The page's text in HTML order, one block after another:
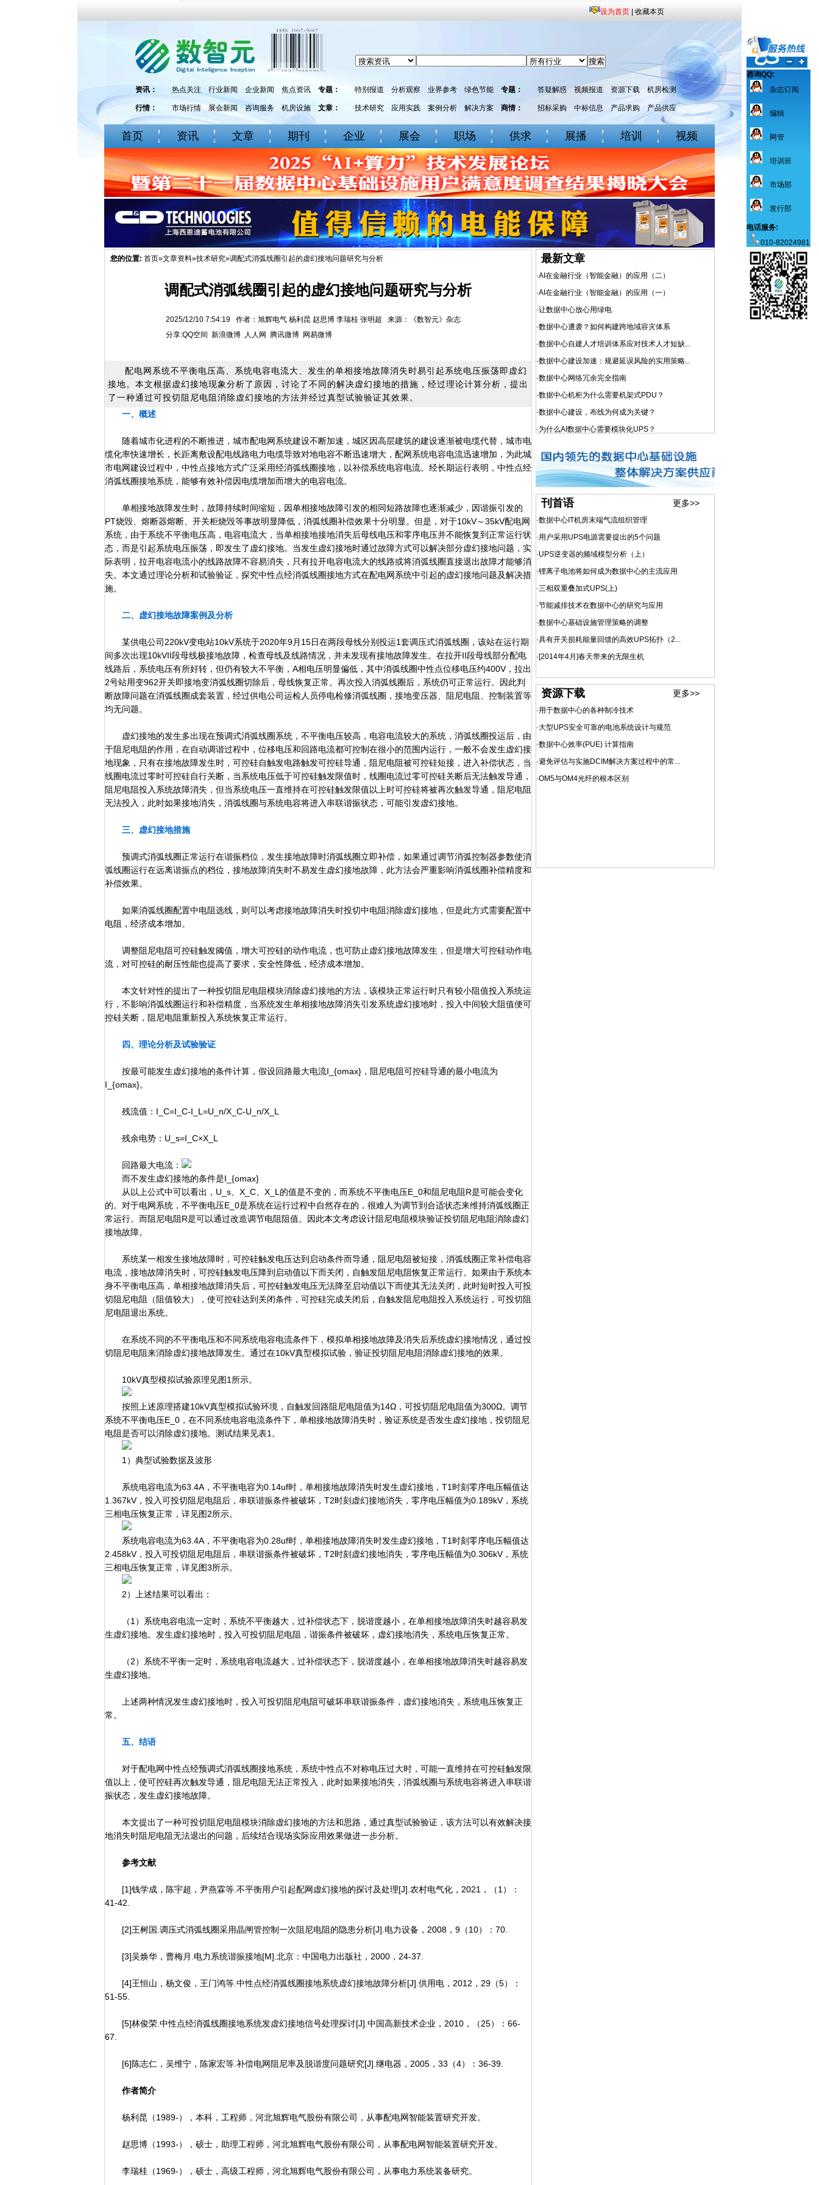
咨询QQ:
杂志订阅
编辑
网管
培训班
市场部
发行部
电话服务:
010-82024981
设为首页 收藏本页
资讯： 热点关注 行业新闻 企业新闻 焦点资讯 专题： 特别报道 分析观察 业界参考 绿色节能 专题： 答疑解惑 视频报道 资源下载 机房检测
行情： 市场行情 展会新闻 咨询服务 机房设施 文章： 技术研究 应用实践 案例分析 解决方案 商情： 招标采购 中标信息 产品求购 产品供应
首页 资讯 文章 期刊 企业 展会 职场 供求 展播 培训 视频
您的位置: 首页»文章资料»技术研究»调配式消弧线圈引起的虚幻接地问题研究与分析
调配式消弧线圈引起的虚幻接地问题研究与分析
2025/12/10 7:54:19 作者：旭辉电气 杨利昆 赵思博 李瑞桂 张明超 来源：《数智元》杂志
分享:QQ空间 新浪微博 人人网 腾讯微博 网易微博
配电网系统不平衡电压高、系统电容电流大、发生的单相接地故障消失时易引起系统电压振荡即虚幻
接地。本文根据虚幻接地现象分析了原因，讨论了不同的解决虚幻接地的措施，经过理论计算分析，提出
了一种通过可投切阻尼电阻消除虚幻接地的方法并经过真型试验验证其效果。
一、概述
随着城市化进程的不断推进，城市配电网系统建设不断加速，城区因高层建筑的建设逐渐被电缆代替，城市电
缆化率快速增长，长距离敷设配电线路电力电缆导致对地电容不断迅速增大，配网系统电容电流迅速增加，为此城
市电网建设过程中，中性点接地方式广泛采用经消弧线圈接地，以补偿系统电容电流。经长期运行表明，中性点经
消弧线圈接地系统，能够有效补偿因电缆增加而增大的电容电流。
单相接地故障发生时，故障持续时间缩短，因单相接地故障引发的相同短路故障也逐渐减少，因谐振引发的
PT烧毁、熔断器熔断、开关柜烧毁等事故明显降低，消弧线圈补偿效果十分明显。但是，对于10kV～35kV配电网
系统，由于系统不平衡电压高，电容电流大，当单相接地接地消失后母线电压和零序电压并不能恢复到正常运行状
态，而是引起系统电压振荡，即发生了虚幻接地。当发生虚幻接地时通过故障方式可以解决部分虚幻接地问题，实
际表明，拉开电容电流小的线路故障不容易消失，只有拉开电容电流大的线路或将消弧线圈直接退出故障才能够消
失。本文通过理论分析和试验验证，探究中性点经消弧线圈接地方式在配电网系统中引起的虚幻接地问题及解决措
施。
二、虚幻接地故障案例及分析
某供电公司220kV变电站10kV系统于2020年9月15日在两段母线分别投运1套调压式消弧线圈，该站在运行期
间多次出现10kVII段母线极接地故障，检查母线及线路情况，并未发现有接地故障发生。在拉开II段母线部分配电
线路后，系统电压有所好转，但仍有较大不平衡，A相电压明显偏低，其中消弧线圈中性点位移电压约400V，拉出
2号站用变962开关即接地变消弧线圈切除后，母线恢复正常。再次投入消弧线圈后，系统仍可正常运行。因此判
断故障问题在消弧线圈成套装置，经过供电公司运检人员停电检修消弧线圈，接地变压器、阻尼电阻、控制装置等
均无问题。
虚幻接地的发生多出现在预调式消弧线圈系统，不平衡电压较高，电容电流较大的系统，消弧线圈投运后，由
于阻尼电阻的作用，在自动调谐过程中，位移电压和回路电流都可控制在很小的范围内运行，一般不会发生虚幻接
地现象，只有在接地故障发生时，可控硅自触发电路触发可控硅导通，阻尼电阻被可控硅短接，进入补偿状态，当
线圈电流过零时可控硅自行关断，当系统电压低于可控硅触发限值时，线圈电流过零可控硅关断后无法触发导通，
阻尼电阻投入系统故障消失，但当系统电压一直维持在可控硅触发限值以上时可控硅将被再次触发导通，阻尼电阻
无法投入，此时如果接地消失，消弧线圈与系统电容将进入串联谐振状态，可能引发虚幻接地。
三、虚幻接地措施
预调式消弧线圈正常运行在谐振档位，发生接地故障时消弧线圈立即补偿，如果通过调节消弧控制器参数使消
弧线圈运行在远离谐振点的档位，接地故障消失时不易发生虚幻接地故障，此方法会严重影响消弧线圈补偿精度和
补偿效果。
如果消弧线圈配置中电阻选线，则可以考虑接地故障消失时投切中电阻消除虚幻接地，但是此方式需要配置中
电阻，经济成本增加。
调整阻尼电阻可控硅触发阈值，增大可控硅的动作电流，也可防止虚幻接地故障发生，但是增大可控硅动作电
流，对可控硅的耐压性能也提高了要求，安全性降低，经济成本增加。
本文针对性的提出了一种投切阻尼电阻模块消除虚幻接地的方法，该模块正常运行时只有较小阻值投入系统运
行，不影响消弧线圈运行和补偿精度，当系统发生单相接地故障消失引发系统虚幻接地时，投入中间较大阻值便可
控硅关断，阻尼电阻重新投入系统恢复正常运行。
四、理论分析及试验验证
按最可能发生虚幻接地的条件计算，假设回路最大电流I_{omax}，阻尼电阻可控硅导通的最小电流为
I_{omax}。
残流值：I_C=I_C-I_L=U_n/X_C-U_n/X_L
残余电势：U_s=I_C×X_L
回路最大电流：
而不发生虚幻接地的条件是I_{omax}
从以上公式中可以看出，U_s、X_C、X_L的值是不变的，而系统不平衡电压E_0和阻尼电阻R是可能会变化
的。对于电网系统，不平衡电压E_0是系统在运行过程中自然存在的，很难人为调节到合适状态来维持消弧线圈正
常运行。而阻尼电阻R是可以通过改造调节电阻阻值。因此本文考虑设计阻尼电阻模块验证投切阻尼电阻消除虚幻
接地故障。
系统某一相发生接地故障时，可控硅触发电压达到启动条件而导通，阻尼电阻被短接，消弧线圈正常补偿电容
电流，接地故障消失时，可控硅触发电压降到启动值以下而关闭，自触发阻尼电阻恢复正常运行。如果由于系统本
身不平衡电压高，单相接地故障消失后，可控硅触发电压无法降至启动值以下而使其无法关闭，此时短时投入可投
切阻尼电阻（阻值较大），使可控硅达到关闭条件，可控硅完成关闭后，自触发阻尼电阻投入系统运行，可投切阻
尼电阻退出系统。
在系统不同的不平衡电压和不同系统电容电流条件下，模拟单相接地故障及消失后系统虚幻接地情况，通过投
切阻尼电阻来消除虚幻接地故障发生。通过在10kV真型模拟试验，验证投切阻尼电阻消除虚幻接地的效果。
10kV真型模拟试验原理见图1所示。
按照上述原理搭建10kV真型模拟试验环境，自触发回路阻尼电阻值为14Ω，可投切阻尼电阻值为300Ω。调节
系统不平衡电压E_0，在不同系统电容电流条件下，单相接地故障消失时，验证系统是否发生虚幻接地，投切阻尼
电阻是否可以消除虚幻接地。测试结果见表1。
1）典型试验数据及波形
系统电容电流为63.4A，不平衡电容为0.14uf时，单相接地故障消失时发生虚幻接地，T1时刻零序电压幅值达
1.367kV，投入可投切阻尼电阻后，串联谐振条件被破坏，T2时刻虚幻接地消失，零序电压幅值为0.189kV，系统
三相电压恢复正常，详见图2所示。
系统电容电流为63.4A，不平衡电容为0.28uf时，单相接地故障消失时发生虚幻接地，T1时刻零序电压幅值达
2.458kV，投入可投切阻尼电阻后，串联谐振条件被破坏，T2时刻虚幻接地消失，零序电压幅值为0.306kV，系统
三相电压恢复正常，详见图3所示。
2）上述结果可以看出：
（1）系统电容电流一定时，系统不平衡越大，过补偿状态下，脱谐度越小，在单相接地故障消失时越容易发
生虚幻接地。发生虚幻接地时，投入可投切阻尼电阻，谐振条件被破坏，虚幻接地消失，系统电压恢复正常。
（2）系统不平衡一定时，系统电容电流越大，过补偿状态下，脱谐度越小，在单相接地故障消失时越容易发
生虚幻接地。
上述两种情况发生虚幻接地时，投入可投切阻尼电阻可破坏串联谐振条件，虚幻接地消失，系统电压恢复正
常。
五、结语
对于配电网中性点经预调式消弧线圈接地系统，系统中性点不对称电压过大时，可能一直维持在可控硅触发限
值以上，使可控硅再次触发导通，阻尼电阻无法正常投入，此时如果接地消失，消弧线圈与系统电容将进入串联谐
振状态，发生虚幻接地故障。
本文提出了一种可投切阻尼电阻模块消除虚幻接地的方法和思路，通过真型试验验证，该方法可以有效解决接
地消失时阻尼电阻无法退出的问题，后续结合现场实际应用效果做进一步分析。
参考文献
[1]钱学成，陈宇超，尹燕霖等.不平衡用户引起配网虚幻接地的探讨及处理[J].农村电气化，2021，（1）：
41-42.
[2]王树国.调压式消弧线圈采用晶闸管控制一次阻尼电阻的隐患分析[J].电力设备，2008，9（10）：70.
[3]吴焕华，曹梅月.电力系统谐振接地[M].北京：中国电力出版社，2000，24-37.
[4]王恒山，杨文俊，王门鸿等.中性点经消弧线圈接地系统虚幻接地故障分析[J].供用电，2012，29（5）：
51-55.
[5]林俊荣.中性点经消弧线圈接地系统发虚幻接地信号处理探讨[J].中国高新技术企业，2010，（25）：66-
67.
[6]陈志仁，吴维宁，陈家宏等.补偿电网阻尼率及脱谐度问题研究[J].继电器，2005，33（4）：36-39.
作者简介
杨利昆（1989-），本科，工程师，河北旭辉电气股份有限公司，从事配电网智能装置研究开发。
赵思博（1993-），硕士，助理工程师，河北旭辉电气股份有限公司，从事配电网智能装置研究开发。
李瑞桂（1969-），硕士，高级工程师，河北旭辉电气股份有限公司，从事电力系统装备研究。
最新文章
·AI在金融行业（智能金融）的应用（二）
·AI在金融行业（智能金融）的应用（一）
·让数据中心放心用绿电
·数据中心遭袭？如何构建跨地域容灾体系
·数据中心自建人才培训体系应对技术人才短缺...
·数据中心建设加速：规避延误风险的实用策略...
·数据中心网络冗余完全指南
·数据中心机柜为什么需要机架式PDU？
·数据中心建设，布线为何成为关键？
·为什么AI数据中心需要模块化UPS？
刊首语 更多>>
·数据中心IT机房末端气流组织管理
·用户采用UPS电源需要提出的5个问题
·UPS逆变器的频域模型分析（上）
·锂离子电池将如何成为数据中心的主流应用
·三相双重叠加式UPS(上)
·节能减排技术在数据中心的研究与应用
·数据中心基础设施管理策略的调整
·具有开关损耗能量回馈的高效UPS拓扑（2...
·[2014年4月]春天带来的无限生机
资源下载 更多>>
·用于数据中心的各种制冷技术
·大型UPS安全可靠的电池系统设计与规范
·数据中心效率(PUE) 计算指南
·避免评估与实施DCIM解决方案过程中的常...
·OM5与OM4光纤的根本区别